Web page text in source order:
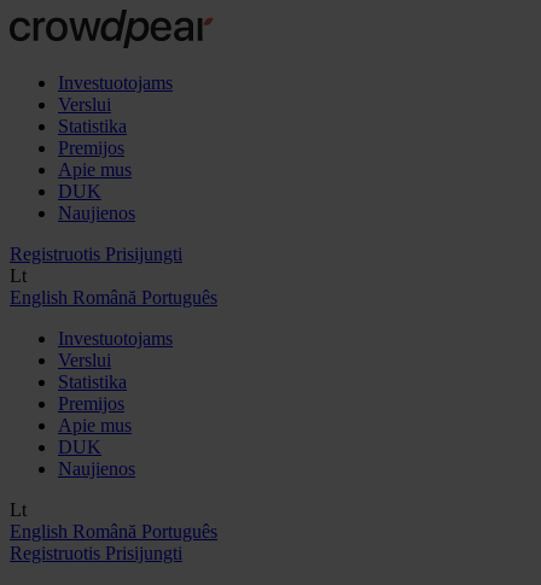
Investuotojams
Verslui
Statistika
Premijos
Apie mus
DUK
Naujienos
Registruotis Prisijungti
Lt
English Română Português
Investuotojams
Verslui
Statistika
Premijos
Apie mus
DUK
Naujienos
Lt
English Română Português
Registruotis Prisijungti